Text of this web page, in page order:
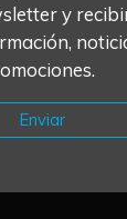
y
Enviar